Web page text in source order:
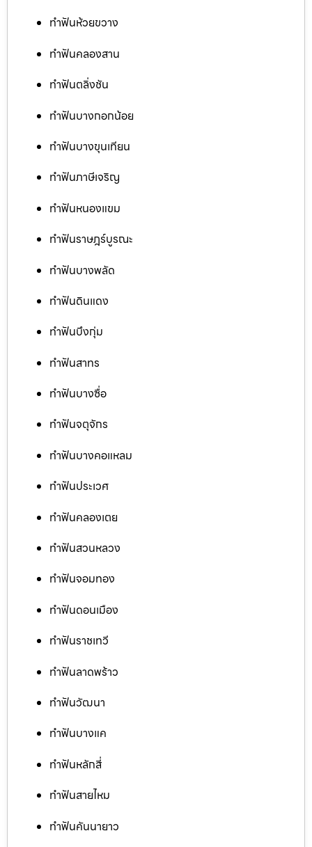
ทำฟันห้วยขวาง
ทำฟันคลองสาน
ทำฟันตลิ่งชัน
ทำฟันบางกอกน้อย
ทำฟันบางขุนเทียน
ทำฟันภาษีเจริญ
ทำฟันหนองแขม
ทำฟันราษฎร์บูรณะ
ทำฟันบางพลัด
ทำฟันดินแดง
ทำฟันบึงกุ่ม
ทำฟันสาทร
ทำฟันบางซื่อ
ทำฟันจตุจักร
ทำฟันบางคอแหลม
ทำฟันประเวศ
ทำฟันคลองเตย
ทำฟันสวนหลวง
ทำฟันจอมทอง
ทำฟันดอนเมือง
ทำฟันราชเทวี
ทำฟันลาดพร้าว
ทำฟันวัฒนา
ทำฟันบางแค
ทำฟันหลักสี่
ทำฟันสายไหม
ทำฟันคันนายาว